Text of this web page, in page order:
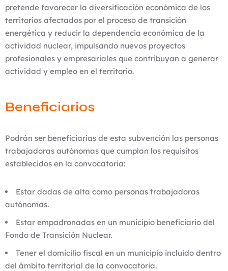
pretende favorecer la diversificación económica de los
territorios afectados por el proceso de transición
energética y reducir la dependencia económica de la
actividad nuclear, impulsando nuevos proyectos
profesionales y empresariales que contribuyan a generar
actividad y empleo en el territorio.
Beneficiarios
Podrán ser beneficiarias de esta subvención las personas
trabajadoras autónomas que cumplan los requisitos
establecidos en la convocatoria:
Estar dadas de alta como personas trabajadoras
autónomas.
Estar empadronadas en un municipio beneficiario del
Fondo de Transición Nuclear.
Tener el domicilio fiscal en un municipio incluido dentro
del ámbito territorial de la convocatoria.